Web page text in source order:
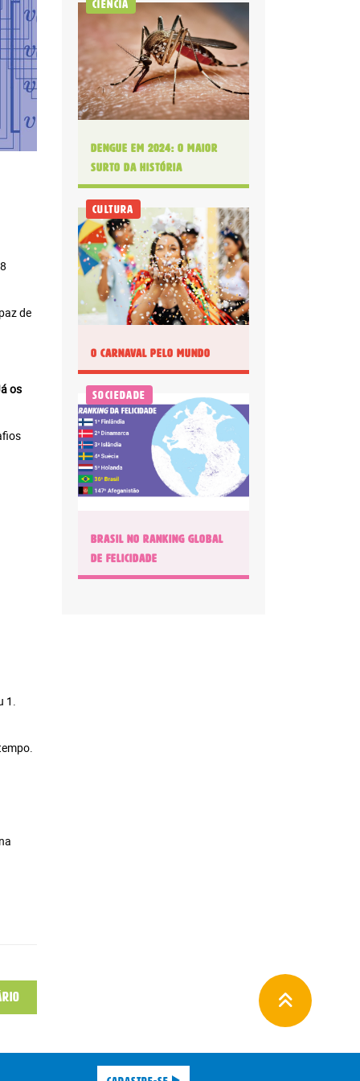
de
os
1.
Ciência
Dengue em 2024: O maior
surto da história
Cultura
O Carnaval pelo mundo
Sociedade
BRASIL NO RANKING GLOBAL
DE FELICIDADE
anual: R$ 180.00 ou